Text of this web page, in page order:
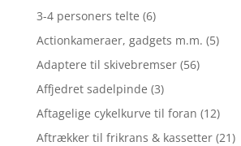
3-4 personers telte (6)
Actionkameraer, gadgets m.m. (5)
Adaptere til skivebremser (56)
Affjedret sadelpinde (3)
Aftagelige cykelkurve til foran (12)
Aftrækker til frikrans & kassetter (21)